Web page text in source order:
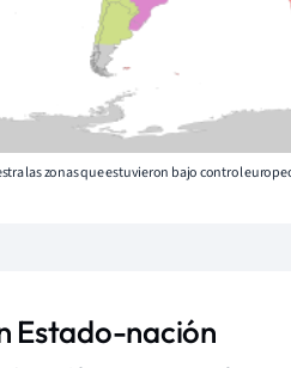
las zonas que estuvieron bajo control
Estado-nación